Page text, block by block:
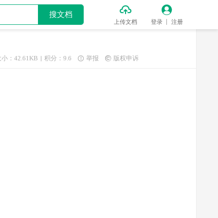
搜文档 
上传文档

登录 注册
小：42.61KB 积分：9.6  举报  版权申诉